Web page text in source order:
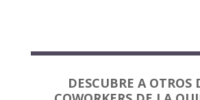
DESCUBRE A OTROS